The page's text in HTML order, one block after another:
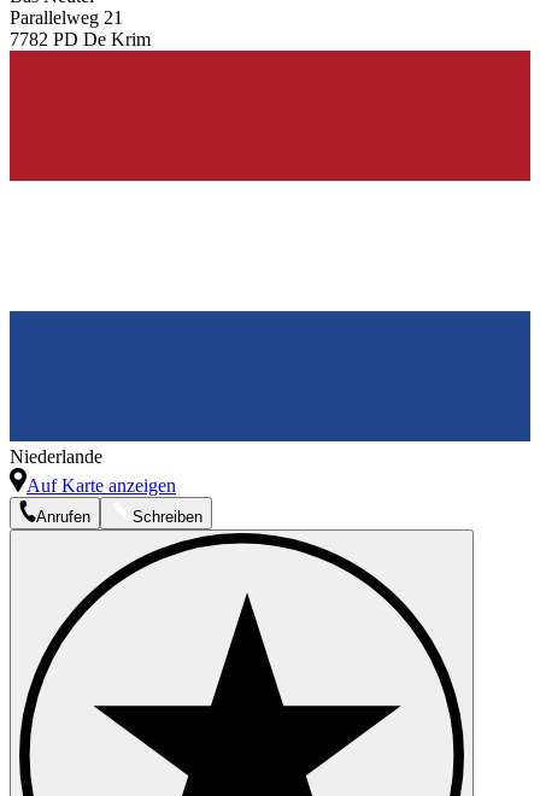
Parallelweg 21
7782 PD De Krim
Niederlande
Auf Karte anzeigen
Anrufen Schreiben